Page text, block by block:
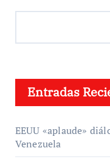
Entradas
EEUU «aplaude»
Venezuela